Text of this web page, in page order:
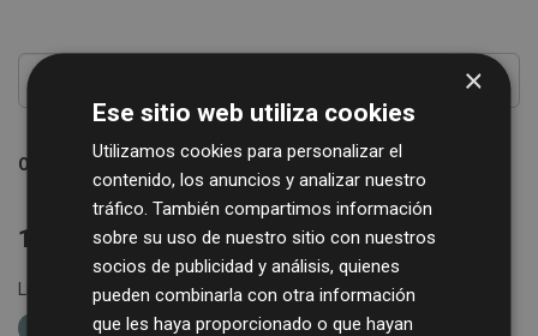
Ordenar por
1 conjunto de datos encontrado
Licencias: Creative Commons Attribution 4.0
Formatos:
etiquetas: cotizaciones
agricultura
×
Ese sitio web utiliza cookies
Utilizamos cookies para personalizar el
contenido, los anuncios y analizar nuestro
tráfico. También compartimos información
sobre su uso de nuestro sitio con nuestros
socios de publicidad y análisis, quienes
pueden combinarla con otra información
que les haya proporcionado o que hayan